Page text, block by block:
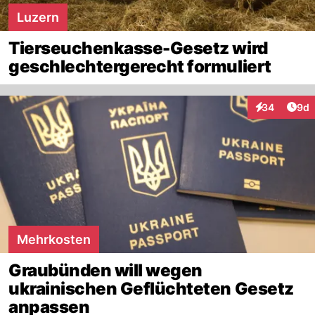
Luzern
Tierseuchenkasse-Gesetz wird
geschlechtergerecht formuliert
34
Interaktionen
9d
Mehrkosten
Graubünden will wegen
ukrainischen Geflüchteten Gesetz
anpassen